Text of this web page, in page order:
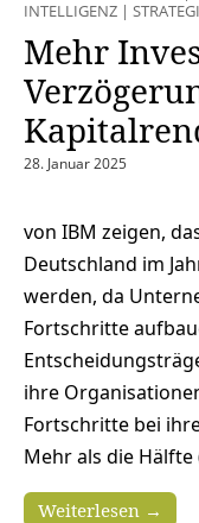
INTELLIGENZ |
Mehr
28. Januar 2025
von IBM zeigen,
Deutschland im
werden, da
Fortschritte
ihre
Fortschritte bei
Mehr als die Hälfte
Weiterlesen →